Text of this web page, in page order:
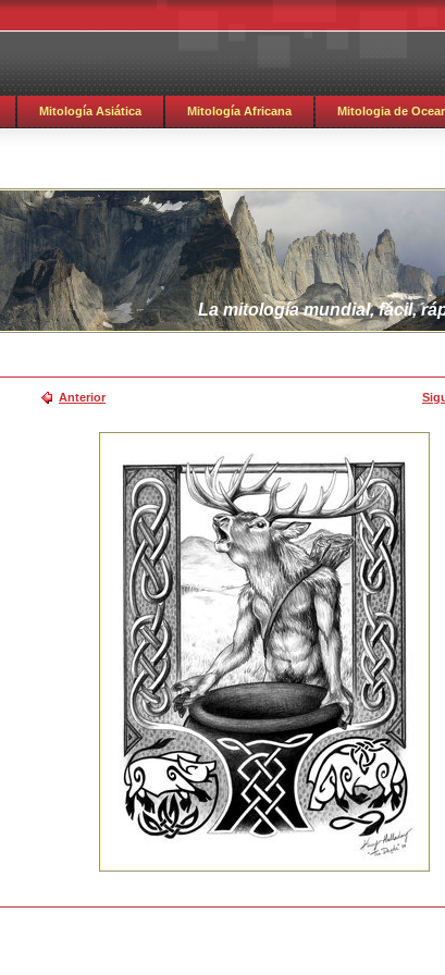
Mitología Asiática Mitología Africana Mitologia de
La mitología mundial, fácil,
Anterior